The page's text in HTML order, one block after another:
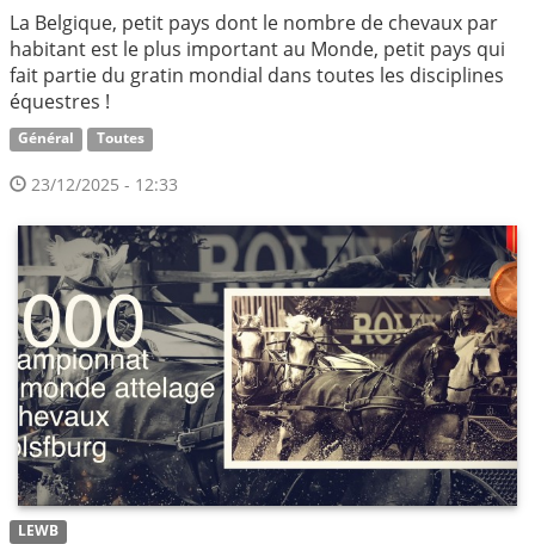
La Belgique, petit pays dont le nombre de chevaux par
habitant est le plus important au Monde, petit pays qui
fait partie du gratin mondial dans toutes les disciplines
équestres !
Général Toutes
23/12/2025 - 12:33
LEWB